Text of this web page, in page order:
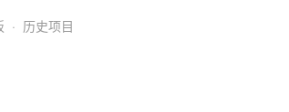
· 历史项目